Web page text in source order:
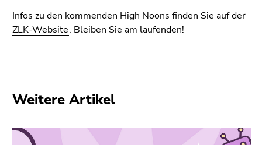
Infos zu den kommenden High Noons finden Sie auf der
ZLK-Website. Bleiben Sie am laufenden!
Weitere Artikel